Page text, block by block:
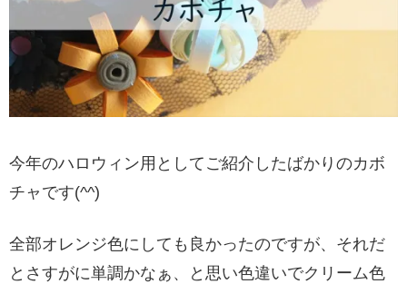
今年のハロウィン用としてご紹介したばかりのカボ
チャです(^^)
全部オレンジ色にしても良かったのですが、それだ
とさすがに単調かなぁ、と思い色違いでクリーム色